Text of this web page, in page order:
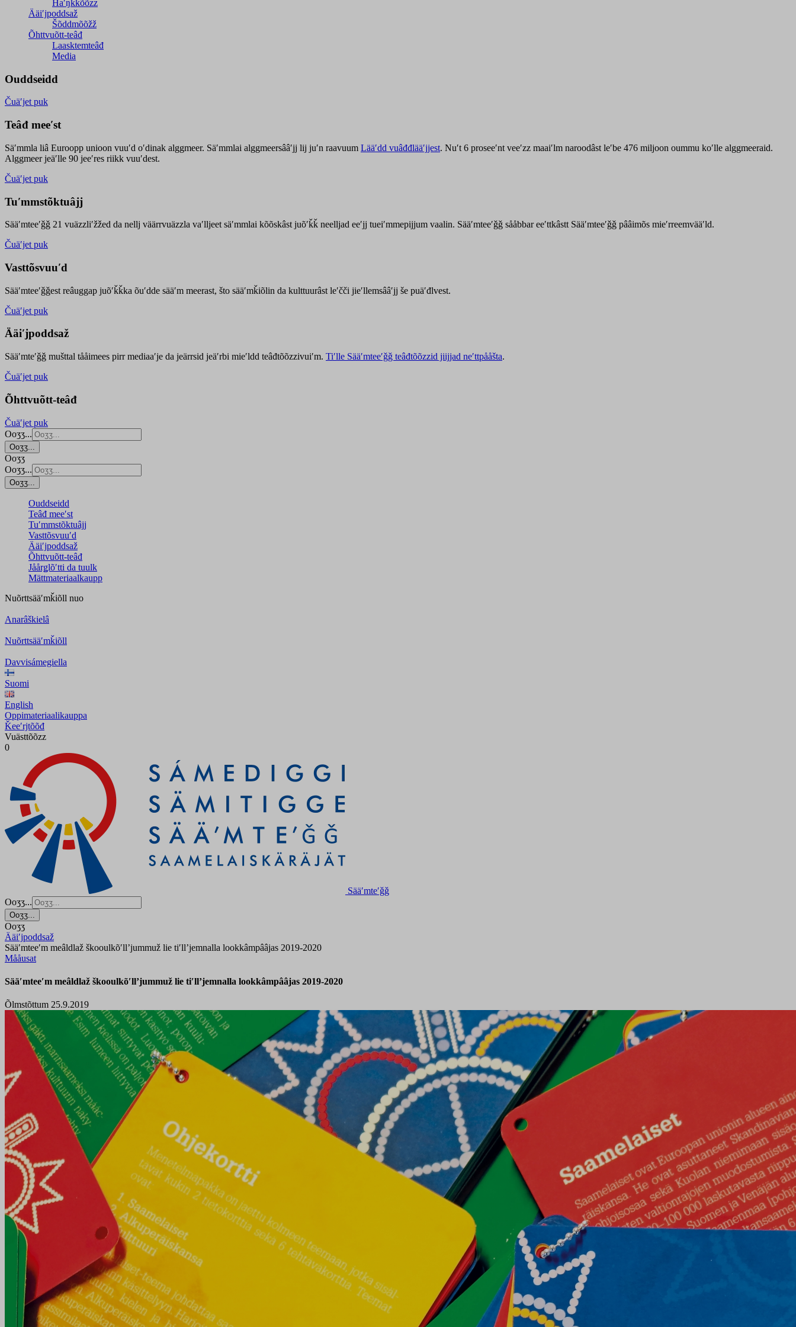
Haʹŋǩǩõõzz
Ääiʹjpoddsaž
Šõddmõõžž
Õhttvuõtt-teâđ
Laasktemteâđ
Media
Ouddseidd
Čuäʹjet puk
Teâđ meeʹst
Säʹmmla liâ Euroopp unioon vuuʹd oʹdinak alggmeer. Säʹmmlai alggmeersââʹjj lij juʹn raavuum Lääʹdd vuâđđlääʹjjest. Nuʹt 6 proseeʹnt veeʹzz maaiʹlm naroodâst leʹbe 476 miljoon oummu koʹlle alggmeeraid.
Alggmeer jeäʹlle 90 jeeʹres riikk vuuʹdest.
Čuäʹjet puk
Tuʹmmstõktuâjj
Sääʹmteeʹǧǧ 21 vuäzzliʹžžed da nellj väärrvuäzzla vaʹlljeet säʹmmlai kõõskâst juõʹǩǩ neelljad eeʹjj tueiʹmmepijjum vaalin. Sääʹmteeʹǧǧ sååbbar eeʹttkâstt Sääʹmteeʹǧǧ pââimõs mieʹrreemvääʹld.
Čuäʹjet puk
Vasttõsvuuʹd
Sääʹmteeʹǧǧest reâuggap juõʹǩǩka õuʹdde sääʹm meerast, što sääʹmǩiõlin da kulttuurâst leʹčči jieʹllemsââʹjj še puäʹđlvest.
Čuäʹjet puk
Ääiʹjpoddsaž
Sääʹmteʹǧǧ mušttal tååimees pirr mediaaʹje da jeärrsid jeäʹrbi mieʹldd teâđtõõzzivuiʹm. Tiʹlle Sääʹmteeʹǧǧ teâđtõõzzid jiijjad neʹttpååšta.
Čuäʹjet puk
Õhttvuõtt-teâđ
Čuäʹjet puk
Ooʒʒ...
Ooʒʒ...
Ooʒʒ
Ooʒʒ...
Ooʒʒ...
Ouddseidd
Teâđ meeʹst
Tuʹmmstõktuâjj
Vasttõsvuuʹd
Ääiʹjpoddsaž
Õhttvuõtt-teâđ
Jåårǥlõʹtti da tuulk
Mättmateriaalkaupp
Nuõrttsääʹmǩiõll nuo
Anarâškielâ
Nuõrttsääʹmǩiõll
Davvisámegiella
Suomi
English
Oppimateriaalikauppa
Ǩeeʹrjtõõđ
Vuästtõõzz
0
Sääʹmteʹǧǧ
Ooʒʒ...
Ooʒʒ...
Ooʒʒ
Ääiʹjpoddsaž
Sääʹmteeʹm meâldlaž škooulkõʹllʼjummuž lie tiʹllʼjemnalla lookkâmpââjas 2019-2020
Mååusat
Sääʹmteeʹm meâldlaž škooulkõʹllʼjummuž lie tiʹllʼjemnalla lookkâmpââjas 2019-2020
Õlmstõttum 25.9.2019